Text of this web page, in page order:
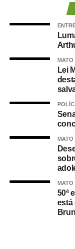
Cuiabá, que é de
parlamento mais
O concurso
vagas e
níveis médio e
técnico
e contador.
Durante a visita,
confiança
forma como o
“Eu, em nome
deputado porque,
graças à
realizarmos esse
mas, acima de
MATO
Lei
MATO
MATO
50ª
está